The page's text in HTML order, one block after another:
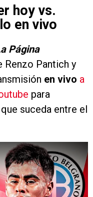
hoy vs.
en vivo
Página
Renzo Pantich y
en vivo a
para
suceda entre el